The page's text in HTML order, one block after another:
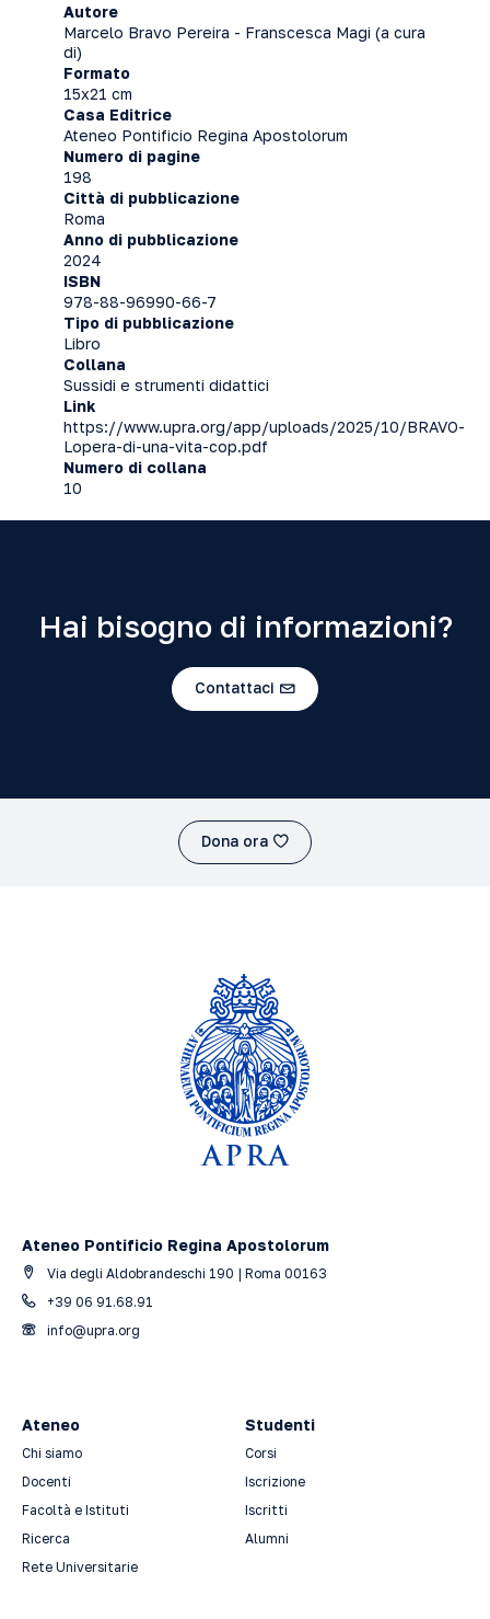
Autore
Marcelo Bravo Pereira - Franscesca Magi (a cura
di)
Formato
15x21 cm
Casa Editrice
Ateneo Pontificio Regina Apostolorum
Numero di pagine
198
Città di pubblicazione
Roma
Anno di pubblicazione
2024
ISBN
978-88-96990-66-7
Tipo di pubblicazione
Libro
Collana
Sussidi e strumenti didattici
Link
https://www.upra.org/app/uploads/2025/10/BRAVO-
Lopera-di-una-vita-cop.pdf
Numero di collana
10
Hai bisogno di informazioni?
Contattaci
Dona ora
Ateneo Pontificio Regina Apostolorum
Via degli Aldobrandeschi 190 | Roma 00163
+39 06 91.68.91
info@upra.org
Ateneo
Chi siamo
Docenti
Facoltà e Istituti
Ricerca
Rete Universitarie
Studenti
Corsi
Iscrizione
Iscritti
Alumni